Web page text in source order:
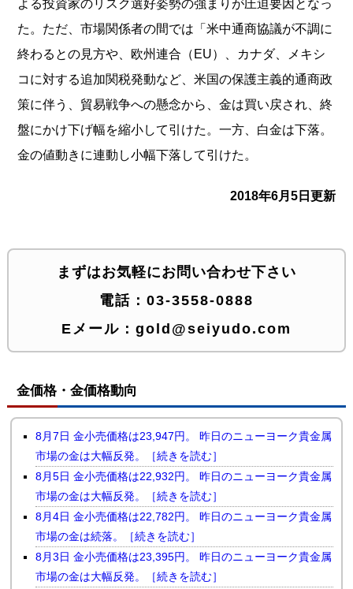
よる投資家のリスク選好姿勢の強 まりが圧迫要因となっ
た。ただ、市場関係者の間では「米中通商協議が不調に
終わるとの見方や、欧州連合（EU）、 カナダ、メキシ
コに対する追加関税発動など、米国の保護主義的通商政
策に伴う、貿易戦争への懸念から、金は買い戻され、終
盤にかけ下げ幅を縮小して引けた。一方、 白金は下落。
金の値動きに連動し小幅下落して引けた。
2018年6月5日更新
まずはお気軽にお問い合わせ下さい
電話： 03-3558-0888
Eメール： gold@seiyudo.com
金価格・金価格動向
8月7日 金小売価格は23,947円。 昨日のニューヨーク貴金属
市場の金は大幅反発。［続きを読む］
8月5日 金小売価格は22,932円。 昨日のニューヨーク貴金属
市場の金は大幅反発。［続きを読む］
8月4日 金小売価格は22,782円。 昨日のニューヨーク貴金属
市場の金は続落。［続きを読む］
8月3日 金小売価格は23,395円。 昨日のニューヨーク貴金属
市場の金は大幅反発。［続きを読む］